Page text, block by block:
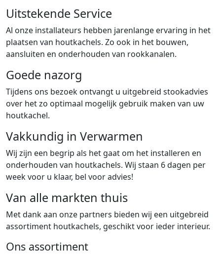
Uitstekende Service
Al onze installateurs hebben jarenlange ervaring in het
plaatsen van houtkachels. Zo ook in het bouwen,
aansluiten en onderhouden van rookkanalen.
Goede nazorg
Tijdens ons bezoek ontvangt u uitgebreid stookadvies
over het zo optimaal mogelijk gebruik maken van uw
houtkachel.
Vakkundig in Verwarmen
Wij zijn een begrip als het gaat om het installeren en
onderhouden van houtkachels. Wij staan 6 dagen per
week voor u klaar, bel voor advies!
Van alle markten thuis
Met dank aan onze partners bieden wij een uitgebreid
assortiment houtkachels, geschikt voor ieder interieur.
Ons assortiment